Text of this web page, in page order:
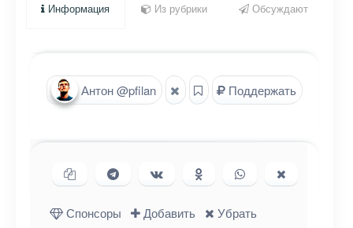
Информация Из рубрики Обсуждают
Антон @pfilan Поддержать
Копировать ссылку
Поделиться в Telegram
Поделиться ВКонтакте
Поделиться в
Одноклассниках
Поделиться в
WhatsApp
в X (Twitter)
Спонсоры
Добавить Убрать